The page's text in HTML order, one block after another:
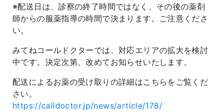
※配送日は、診察の終了時間ではなく、その後の薬剤
師からの服薬指導の時間で決まります。ご注意くださ
い。
みてねコールドクターでは、対応エリアの拡大を検討
中です。決定次第、改めてお知らせいたします。
配送によるお薬の受け取りの詳細はこちらをご覧くだ
さい。
https://calldoctor.jp/news/article/178/